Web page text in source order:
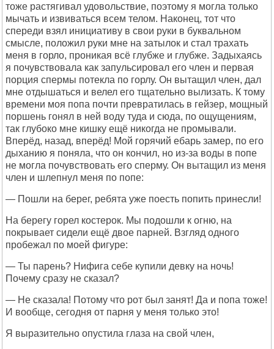
тоже растягивал удовольствие, поэтому я могла только
мычать и извиваться всем телом. Наконец, тот что
спереди взял инициативу в свои руки в буквальном
смысле, положил руки мне на затылок и стал трахать
меня в горло, проникая всё глубже и глубже. Задыхаясь
я почувствовала как запульсировал его член и первая
порция спермы потекла по горлу. Он вытащил член, дал
мне отдышаться и велел его тщательно вылизать. К тому
времени моя попа почти превратилась в гейзер, мощный
поршень гонял в ней воду туда и сюда, по ощущениям,
так глубоко мне кишку ещё никогда не промывали.
Вперёд, назад, вперёд! Мой горячий ебарь замер, по его
дыханию я поняла, что он кончил, но из-за воды в попе
не могла почувствовать его сперму. Он вытащил из меня
член и шлепнул меня по попе:
— Пошли на берег, ребята уже поесть попить принесли!
На берегу горел костерок. Мы подошли к огню, на
покрывает сидели ещё двое парней. Взгляд одного
пробежал по моей фигуре:
— Ты парень? Нифига себе купили девку на ночь!
Почему сразу не сказал?
— Не сказала! Потому что рот был занят! Да и попа тоже!
И вообще, сегодня от парня у меня только это!
Я выразительно опустила глаза на свой член,